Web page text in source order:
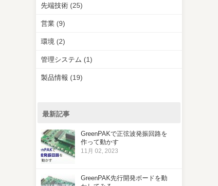
先端技術 (25)
営業 (9)
環境 (2)
管理システム (1)
製品情報 (19)
最新記事
GreenPAKで正弦波発振回路を
作って動かす
11月 02, 2023
GreenPAK先行開発ボードを動